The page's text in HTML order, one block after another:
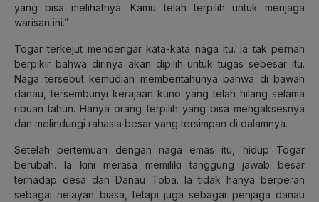
yang bisa melihatnya. Kamu telah terpilih untuk menjaga
warisan ini.”
Togar terkejut mendengar kata-kata naga itu. Ia tak pernah
berpikir bahwa dirinya akan dipilih untuk tugas sebesar itu.
Naga tersebut kemudian memberitahunya bahwa di bawah
danau, tersembunyi kerajaan kuno yang telah hilang selama
ribuan tahun. Hanya orang terpilih yang bisa mengaksesnya
dan melindungi rahasia besar yang tersimpan di dalamnya.
Setelah pertemuan dengan naga emas itu, hidup Togar
berubah. Ia kini merasa memiliki tanggung jawab besar
terhadap desa dan Danau Toba. Ia tidak hanya berperan
sebagai nelayan biasa, tetapi juga sebagai penjaga danau